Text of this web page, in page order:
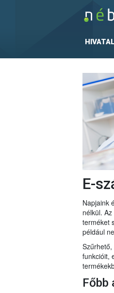
HIVATAL
E-
Napjaink
nélkül.
terméket
például
funkcióit,
Főbb